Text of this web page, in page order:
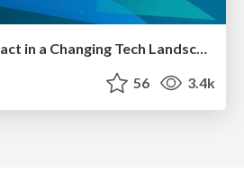
56 3.4k